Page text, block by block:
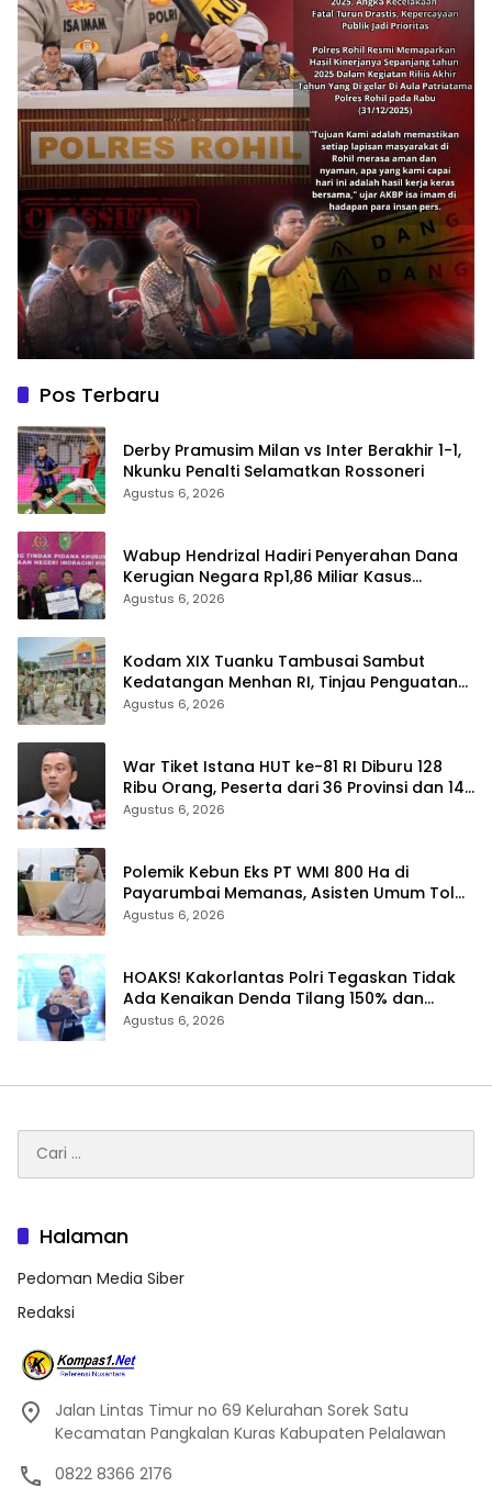
Pos Terbaru
Derby Pramusim Milan vs Inter Berakhir 1-1,
Nkunku Penalti Selamatkan Rossoneri
Agustus 6, 2026
Wabup Hendrizal Hadiri Penyerahan Dana
Kerugian Negara Rp1,86 Miliar Kasus
Korupsi BPR Indra Arta
Agustus 6, 2026
Kodam XIX Tuanku Tambusai Sambut
Kedatangan Menhan RI, Tinjau Penguatan
Yonif TP di Bengkalis dan Kampar
Agustus 6, 2026
War Tiket Istana HUT ke-81 RI Diburu 128
Ribu Orang, Peserta dari 36 Provinsi dan 14
Negara
Agustus 6, 2026
Polemik Kebun Eks PT WMI 800 Ha di
Payarumbai Memanas, Asisten Umum Tolak
Dikelola Agrinas dan Tantang Presiden
Agustus 6, 2026
HOAKS! Kakorlantas Polri Tegaskan Tidak
Ada Kenaikan Denda Tilang 150% dan
Tilang Manual Menyeluruh
Agustus 6, 2026
untuk:
Halaman
Pedoman Media Siber
Redaksi
Jalan Lintas Timur no 69 Kelurahan Sorek Satu
Kecamatan Pangkalan Kuras Kabupaten Pelalawan
0822 8366 2176